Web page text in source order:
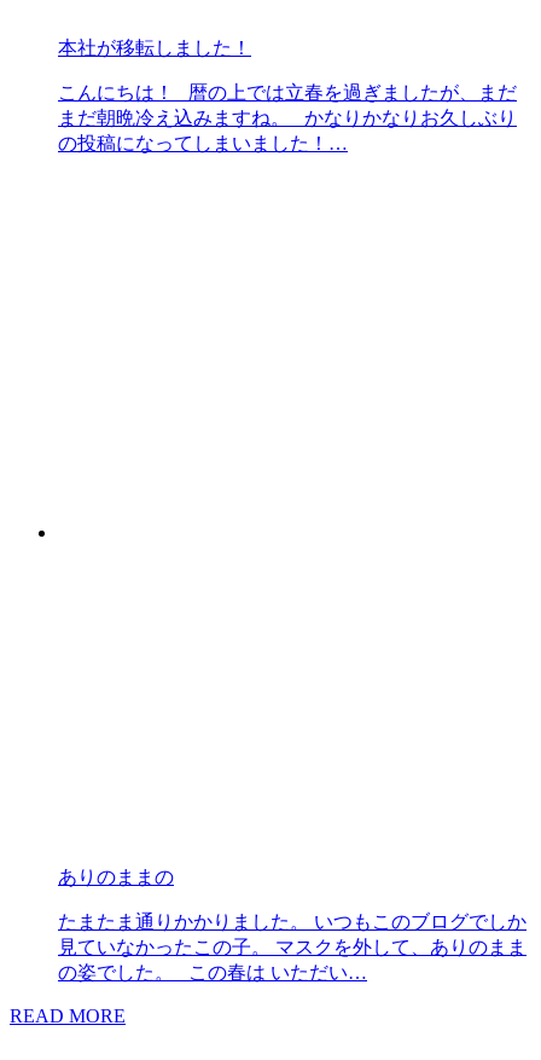
本社が移転しました！
こんにちは！ 暦の上では立春を過ぎましたが、まだ
まだ朝晩冷え込みますね。 かなりかなりお久しぶり
の投稿になってしまいました！…
ありのままの
たまたま通りかかりました。 いつもこのブログでしか
見ていなかったこの子。 マスクを外して、ありのまま
の姿でした。 この春は いただい…
READ MORE